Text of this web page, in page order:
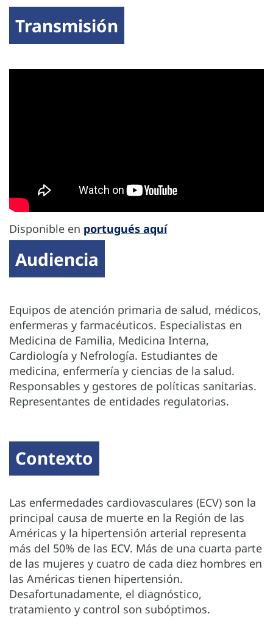
Transmisión
Disponible en portugués aquí
Audiencia
Equipos de atención primaria de salud, médicos,
enfermeras y farmacéuticos. Especialistas en
Medicina de Familia, Medicina Interna,
Cardiología y Nefrología. Estudiantes de
medicina, enfermería y ciencias de la salud.
Responsables y gestores de políticas sanitarias.
Representantes de entidades regulatorias.
Contexto
Las enfermedades cardiovasculares (ECV) son la
principal causa de muerte en la Región de las
Américas y la hipertensión arterial representa
más del 50% de las ECV. Más de una cuarta parte
de las mujeres y cuatro de cada diez hombres en
las Américas tienen hipertensión.
Desafortunadamente, el diagnóstico,
tratamiento y control son subóptimos.